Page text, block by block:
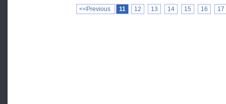
<<Previous 11 12 13 14 15 16 17